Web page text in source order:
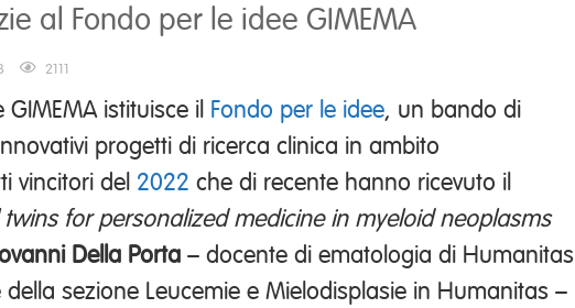
al Fondo per le idee GIMEMA
2111
istituisce il Fondo per le idee, un bando di
progetti di ricerca clinica in ambito
vincitori del 2022 che di recente hanno ricevuto il
twins for personalized medicine in myeloid neoplasms
Della Porta – docente di ematologia di Humanitas
sezione Leucemie e Mielodisplasie in Humanitas –